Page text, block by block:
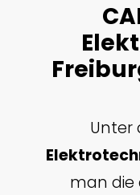
Unter
man